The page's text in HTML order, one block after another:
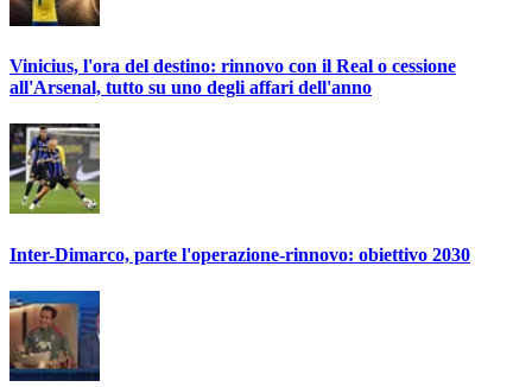
Vinicius, l'ora del destino: rinnovo con il Real o cessione
all'Arsenal, tutto su uno degli affari dell'anno
Inter-Dimarco, parte l'operazione-rinnovo: obiettivo 2030